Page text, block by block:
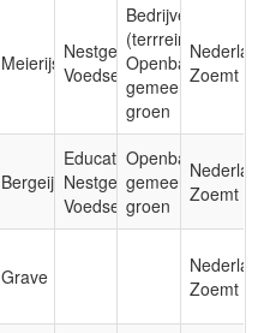
MeierijstadNestgelegenheid;
Voedsel
Bedrijven
(terrreinen);
Openbaar,
gemeentelijk
groen
Zoemt
Bergeijk
Educatie;
Nestgelegenheid;
Voedsel
Openbaar,
gemeentelijk
groen
Zoemt
Grave
Zoemt